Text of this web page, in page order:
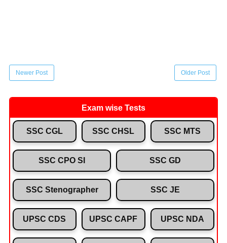
Newer Post Older Post
Exam wise Tests
SSC CGL SSC CHSL SSC MTS
SSC CPO SI SSC GD
SSC Stenographer SSC JE
UPSC CDS UPSC CAPF UPSC NDA